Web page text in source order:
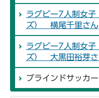
ラグビー7人制女子
ズ） 横尾千里さん
ラグビー7人制女子
ズ） 大黒田裕芽さ
ブラインドサッカ